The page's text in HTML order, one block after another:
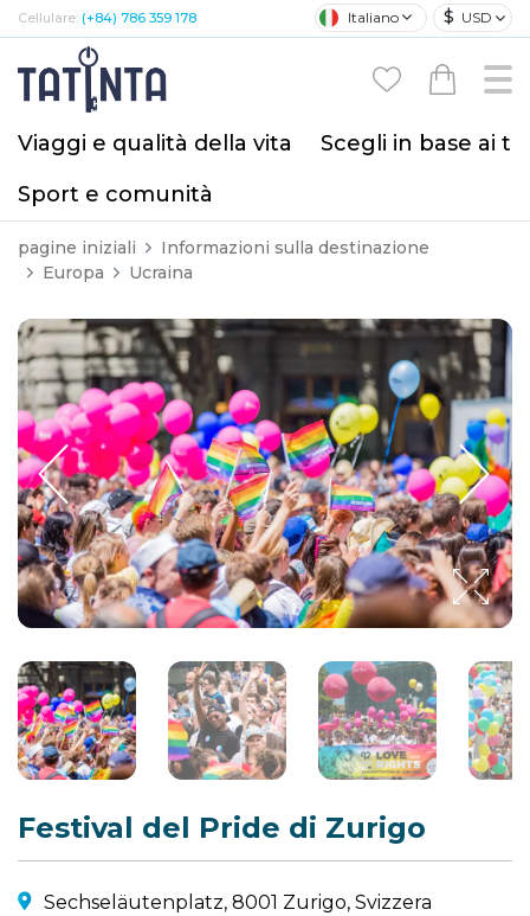
Cellulare: (+84) 786 359 178 Italiano $ USD
Viaggi e qualità della vita
Scegli in base ai
Sport e comunità
pagine iniziali
Informazioni sulla destinazione
Europa
Ucraina
Festival del Pride di Zurigo
Sechseläutenplatz, 8001 Zurigo, Svizzera